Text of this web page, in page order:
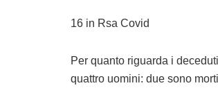
16 in Rsa Covid
Per quanto riguarda i
quattro uomini: due sono